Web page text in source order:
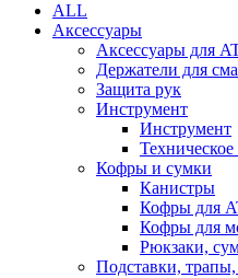
ALL
Аксессуары
Аксессуары для
Держатели для
Защита рук
Инструмент
Инструмент
Кофры и сумки
Канистры
Кофры для
Кофры для
Рюкзаки,
Подставки,